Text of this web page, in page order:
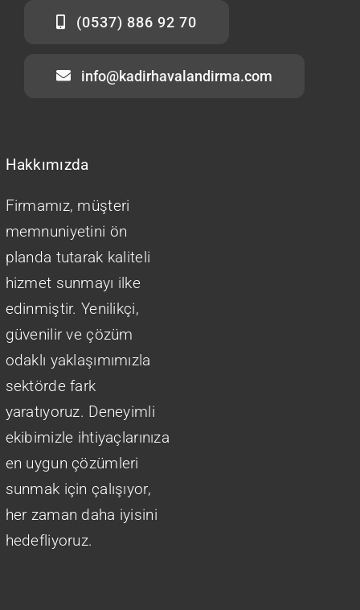
(0537) 886 92 70
info@kadirhavalandirma.com
Hakkımızda
Firmamız, müşteri
memnuniyetini ön
planda tutarak kaliteli
hizmet sunmayı ilke
edinmiştir. Yenilikçi,
güvenilir ve çözüm
odaklı yaklaşımımızla
sektörde fark
yaratıyoruz. Deneyimli
ekibimizle ihtiyaçlarınıza
en uygun çözümleri
sunmak için çalışıyor,
her zaman daha iyisini
hedefliyoruz.